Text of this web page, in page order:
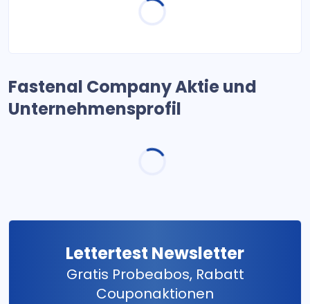
Fastenal Company Aktie und
Unternehmensprofil
Lettertest Newsletter
Gratis Probeabos, Rabatt
Couponaktionen